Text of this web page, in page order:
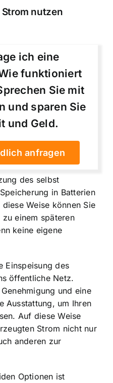
nutzen
ich eine
funktioniert
Sie mit
und sparen Sie
und Geld.
anfragen
des selbst
in Batterien
Weise können Sie
einem späteren
keine eigene
Einspeisung des
öffentliche Netz.
und eine
Ausstattung, um Ihren
Auf diese Weise
Strom nicht nur
anderen zur
Optionen ist